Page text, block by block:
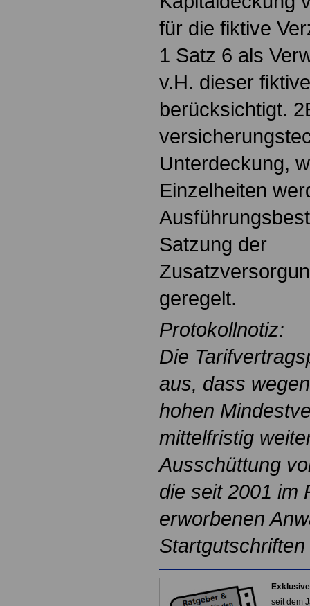
für die fiktive
1 Satz 6 als
v.H. dieser
berücksichtigt.
Unterdeckung,
Einzelheiten
Satzung der
geregelt.
Protokollnotiz:
Die
aus, dass
hohen
mittelfristig
Ausschüttung
die seit 2001 im
erworbenen
seit dem